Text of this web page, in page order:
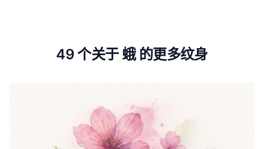
49 个关于 蛾 的更多纹身